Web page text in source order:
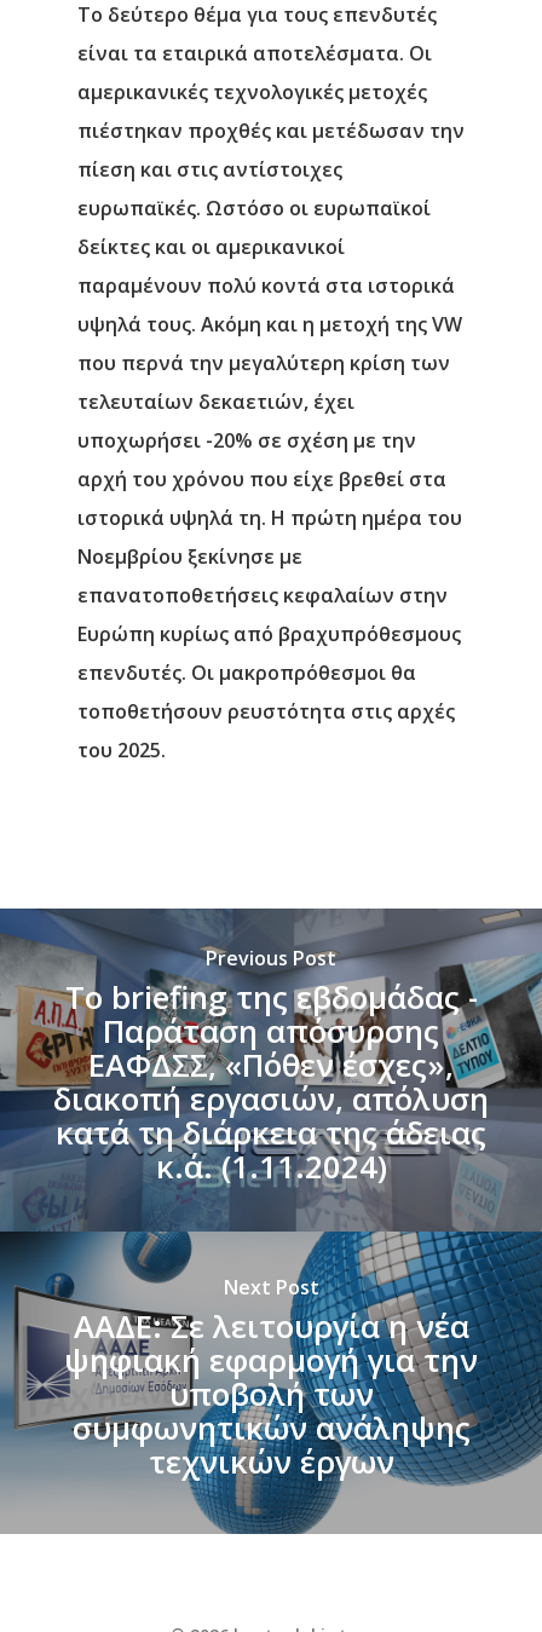
Το δεύτερο θέμα για τους επενδυτές
είναι τα εταιρικά αποτελέσματα. Οι
αμερικανικές τεχνολογικές μετοχές
πιέστηκαν προχθές και μετέδωσαν την
πίεση και στις αντίστοιχες
ευρωπαϊκές. Ωστόσο οι ευρωπαϊκοί
δείκτες και οι αμερικανικοί
παραμένουν πολύ κοντά στα ιστορικά
υψηλά τους. Ακόμη και η μετοχή της VW
που περνά την μεγαλύτερη κρίση των
τελευταίων δεκαετιών, έχει
υποχωρήσει -20% σε σχέση με την
αρχή του χρόνου που είχε βρεθεί στα
ιστορικά υψηλά τη. Η πρώτη ημέρα του
Νοεμβρίου ξεκίνησε με
επανατοποθετήσεις κεφαλαίων στην
Ευρώπη κυρίως από βραχυπρόθεσμους
επενδυτές. Οι μακροπρόθεσμοι θα
τοποθετήσουν ρευστότητα στις αρχές
του 2025.
Previous Post
Το briefing της εβδομάδας -
Παράταση απόσυρσης
ΕΑΦΔΣΣ, «Πόθεν έσχες»,
διακοπή εργασιών, απόλυση
κατά τη διάρκεια της άδειας
κ.ά. (1.11.2024)
Next Post
ΑΑΔΕ: Σε λειτουργία η νέα
ψηφιακή εφαρμογή για την
υποβολή των
συμφωνητικών ανάληψης
τεχνικών έργων